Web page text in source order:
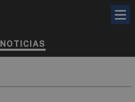
NOTICIAS